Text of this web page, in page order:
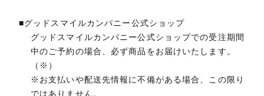
■グッドスマイルカンパニー公式ショップ
グッドスマイルカンパニー公式ショップでの受注期間
中のご予約の場合、必ず商品をお届けいたします。
（※）
※お支払いや配送先情報に不備がある場合、この限り
ではありません。